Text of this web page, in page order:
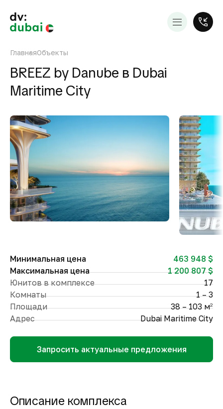
ГлавнаяОбъекты
BREEZ by Danube в Dubai
Maritime City
Минимальная цена
463 948 $
Максимальная цена
1 200 807 $
Юнитов в комплексе
17
Комнаты
1 – 3
Площади
38 – 103 м2
Адрес Dubai Maritime City
Запросить актуальные предложения
Описание комплекса